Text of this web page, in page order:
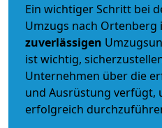
Ein wichtiger Schritt bei
Umzugs nach Ortenberg
zuverlässigen
ist wichtig,
Unternehmen über die
und Ausrüstung verfügt,
erfolgreich